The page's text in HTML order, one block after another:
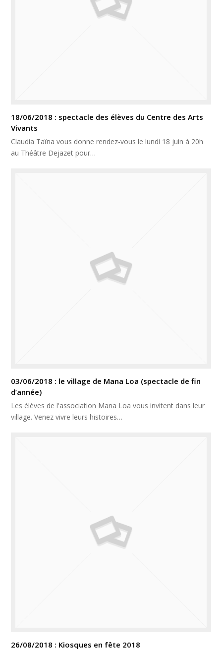
18/06/2018 : spectacle des élèves du Centre des Arts
Vivants
Claudia Taïna vous donne rendez-vous le lundi 18 juin à 20h
au Théâtre Dejazet pour…
03/06/2018 : le village de Mana Loa (spectacle de fin
d’année)
Les élèves de l'association Mana Loa vous invitent dans leur
village. Venez vivre leurs histoires…
26/08/2018 : Kiosques en fête 2018